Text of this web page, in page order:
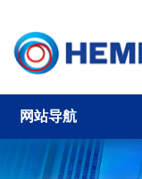
网站导航